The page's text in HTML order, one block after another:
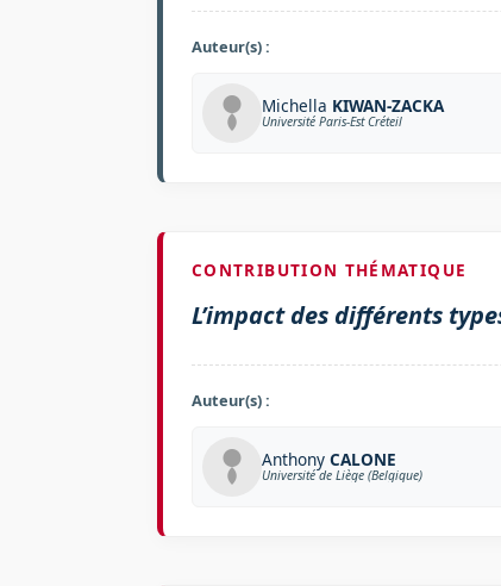
Auteur(s) :
Michella KIWAN-ZACKA
Université Paris-Est Créteil
CONTRIBUTION THÉMATIQUE
L’impact des différents
Auteur(s) :
Anthony CALONE
Université de Liège (Belgique)